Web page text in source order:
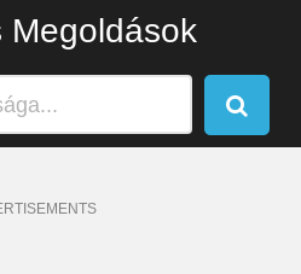
Megoldások